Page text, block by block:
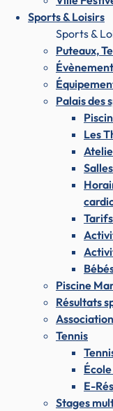
Sports & Loisirs
Sports &
Puteaux,
Palais des
Les
Piscine
Résultats
Tennis
E-
Stages